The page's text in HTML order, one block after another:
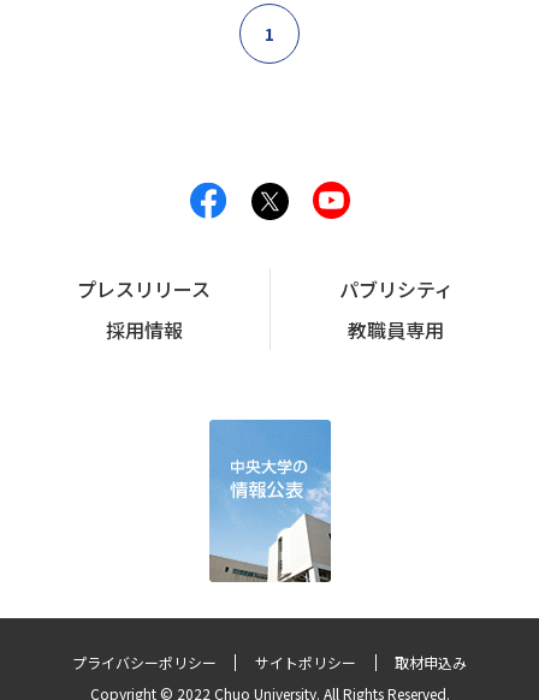
1
プレスリリース
パブリシティ
採用情報
教職員専用
プライバシーポリシー サイトポリシー
取材申込み
Copyright © 2022 Chuo University. All Rights Reserved.